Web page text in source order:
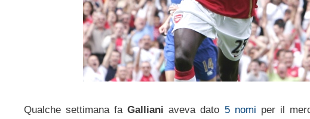
Qualche settimana faGallianiaveva dato 5 nomi per il